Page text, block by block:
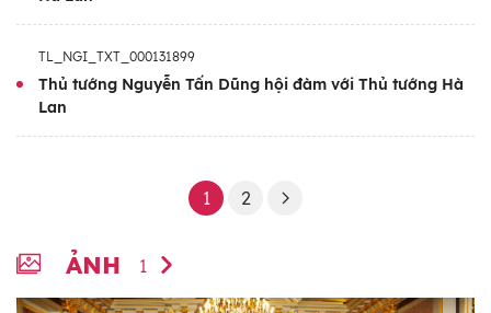
TL_NGI_TXT_000131899
Thủ tướng Nguyễn Tấn Dũng hội đàm với Thủ tướng Hà
Lan
1 2
ẢNH 1